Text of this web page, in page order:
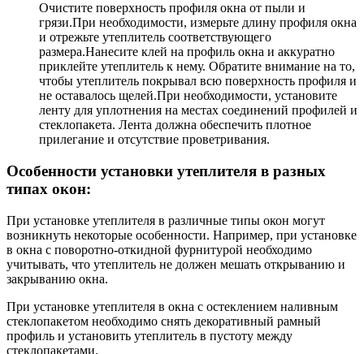
Очистите поверхность профиля окна от пыли и
грязи.При необходимости, измерьте длину профиля окна
и отрежьте утеплитель соответствующего
размера.Нанесите клей на профиль окна и аккуратно
приклейте утеплитель к нему. Обратите внимание на то,
чтобы утеплитель покрывал всю поверхность профиля и
не оставалось щелей.При необходимости, установите
ленту для уплотнения на местах соединений профилей и
стеклопакета. Лента должна обеспечить плотное
прилегание и отсутствие проветривания.
Особенности установки утеплителя в разных
типах окон:
При установке утеплителя в различные типы окон могут
возникнуть некоторые особенности. Например, при установке
в окна с поворотно-откидной фурнитурой необходимо
учитывать, что утеплитель не должен мешать открыванию и
закрыванию окна.
При установке утеплителя в окна с остеклением наливным
стеклопакетом необходимо снять декоративный рамный
профиль и установить утеплитель в пустоту между
стеклопакетами.